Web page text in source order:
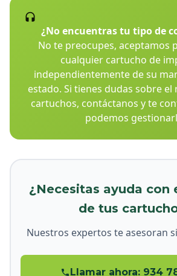
¿No encuentras tu tipo de
No te preocupes, aceptamos
cualquier cartucho de
independientemente de su
estado. Si tienes dudas sobre el
cartuchos, contáctanos y te
podemos
¿Necesitas ayuda con
de tus
Nuestros expertos te asesoran
Llamar ahora: 934